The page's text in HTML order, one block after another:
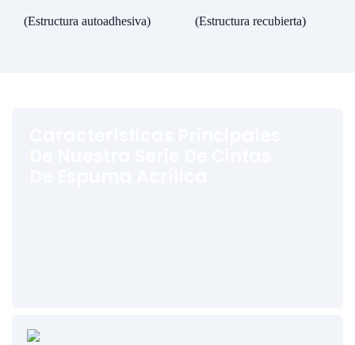
(Estructura autoadhesiva) (Estructura recubierta)